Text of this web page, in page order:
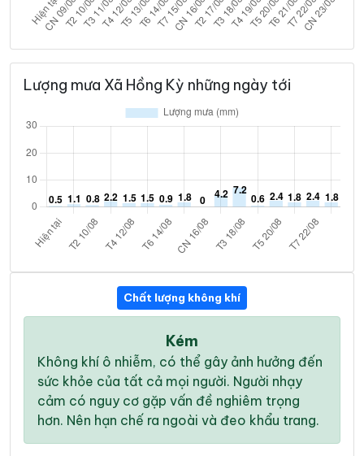
Lượng mưa Xã Hồng Kỳ những ngày tới
Chất lượng không khí
Kém
Không khí ô nhiễm, có thể gây ảnh hưởng đến
sức khỏe của tất cả mọi người. Người nhạy
cảm có nguy cơ gặp vấn đề nghiêm trọng
hơn. Nên hạn chế ra ngoài và đeo khẩu trang.